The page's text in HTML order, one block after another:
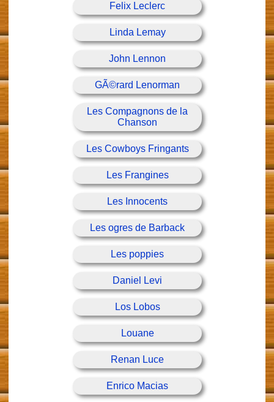
Felix Leclerc
Linda Lemay
John Lennon
GÃ©rard Lenorman
Les Compagnons de la
Chanson
Les Cowboys Fringants
Les Frangines
Les Innocents
Les ogres de Barback
Les poppies
Daniel Levi
Los Lobos
Louane
Renan Luce
Enrico Macias